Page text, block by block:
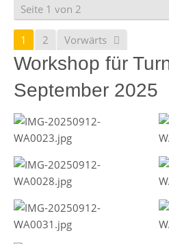
Seite 1 von 2
1 2 Vorwärts
Workshop für
September 2025